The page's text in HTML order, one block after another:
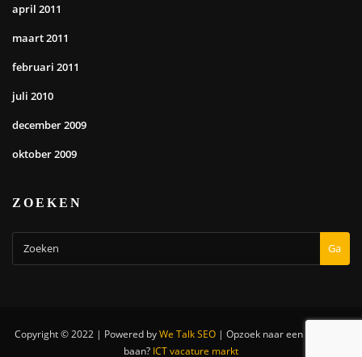
april 2011
maart 2011
februari 2011
juli 2010
december 2009
oktober 2009
ZOEKEN
Ga
Copyright © 2022 | Powered byWe Talk SEO | Opzoek naar een nieuwe IT
baan? ICT vacature markt